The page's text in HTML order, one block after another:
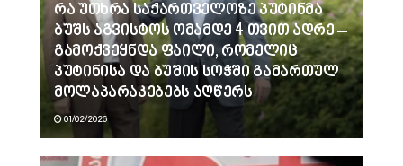
რა უთხრა საქართველოზე პუტინმა
ბუშს აგვისტოს ომამდე 4 თვით ადრე –
გამოქვეყნდა ფაილი, რომელიც
პუტინისა და ბუშის სოჭში გამართულ
მოლაპარაკებებს აღწერს
01/02/2026